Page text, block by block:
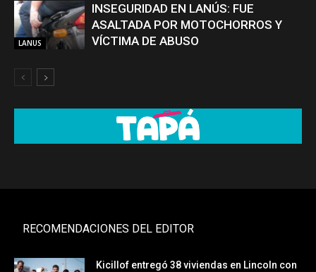
LANUS
INSEGURIDAD EN LANÚS: FUE
ASALTADA POR MOTOCHORROS Y
VÍCTIMA DE ABUSO
RECOMENDACIONES DEL EDITOR
Kicillof entregó 38 viviendas en Lincoln con